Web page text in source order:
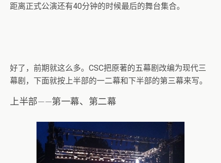
距离正式公演还有40分钟的时候最后的舞台集合。
好了，前期就这么多。CSC把原著的五幕剧改编为现代三
幕剧，下面就按上半部的一二幕和下半部的第三幕来写。
上半部——第一幕、第二幕